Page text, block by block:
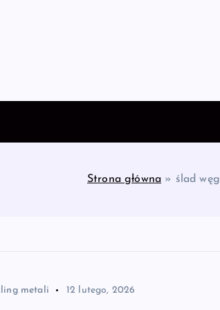
Strona główna » ślad węgl
metali 12 lutego, 2026